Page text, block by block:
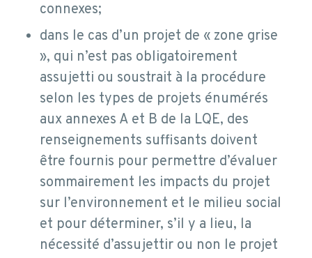
connexes;
dans le cas d’un projet de « zone grise
», qui n’est pas obligatoirement
assujetti ou soustrait à la procédure
selon les types de projets énumérés
aux annexes A et B de la LQE, des
renseignements suffisants doivent
être fournis pour permettre d’évaluer
sommairement les impacts du projet
sur l’environnement et le milieu social
et pour déterminer, s’il y a lieu, la
nécessité d’assujettir ou non le projet